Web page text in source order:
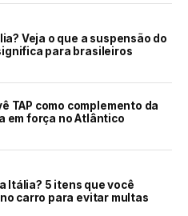
Veja o que a suspensão do
para brasileiros
TAP como complemento da
em força no Atlântico
Itália? 5 itens que você
carro para evitar multas